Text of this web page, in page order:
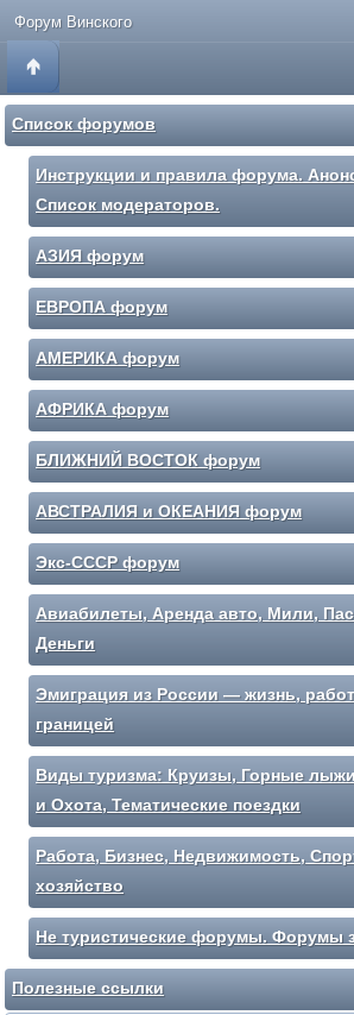
Форум Винского
Список форумов
Инструкции и правила форума.
Список модераторов.
АЗИЯ форум
ЕВРОПА форум
АМЕРИКА форум
АФРИКА форум
БЛИЖНИЙ ВОСТОК форум
АВСТРАЛИЯ и ОКЕАНИЯ форум
Экс-СССР форум
Авиабилеты, Аренда авто, Мили,
Деньги
Эмиграция из России — жизнь,
границей
Виды туризма: Круизы, Горные
и Охота, Тематические поездки
Работа, Бизнес, Недвижимость,
хозяйство
Не туристические форумы. Форумы
Полезные ссылки